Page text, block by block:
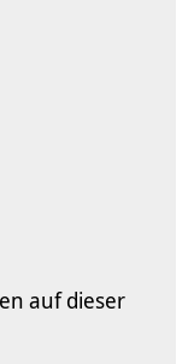
auf dieser